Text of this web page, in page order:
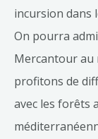
incursion dans
On pourra
Mercantour au
profitons de
avec les forêts